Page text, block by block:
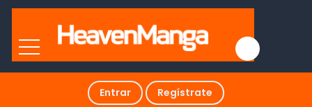
Entrar Regístrate